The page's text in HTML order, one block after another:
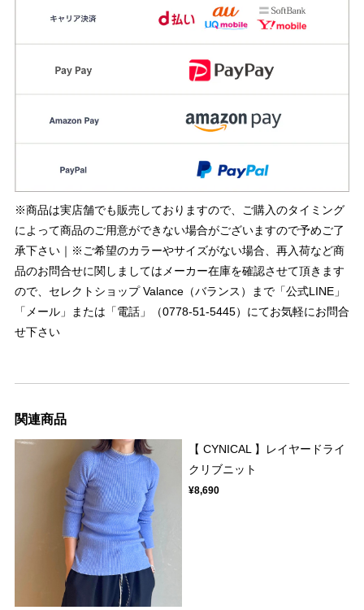
※商品は実店舗でも販売しておりますので、ご購入のタイミング
によって商品のご用意ができない場合がございますので予めご了
承下さい｜※ご希望のカラーやサイズがない場合、再入荷など商
品のお問合せに関しましてはメーカー在庫を確認させて頂きます
ので、セレクトショップ Valance（バランス）まで「公式LINE」
「メール」または「電話」（0778-51-5445）にてお気軽にお問合
せ下さい
関連商品
【 CYNICAL 】レイヤードライ
クリブニット
¥8,690